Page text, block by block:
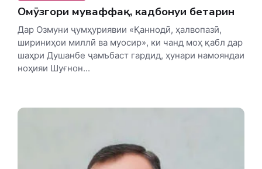
Омӯзгори муваффақ, кадбонуи беҳтарин
Дар Озмуни ҷумҳуриявии «Қаннодӣ, ҳалвопазӣ,
шириниҳои миллӣ ва муосир», ки чанд моҳ қабл дар
шаҳри Душанбе ҷамъбаст гардид, ҳунари намояндаи
ноҳияи Шуғнон...